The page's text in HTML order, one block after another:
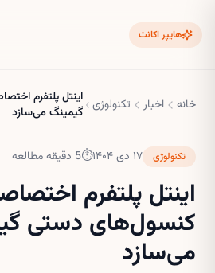
هایپر اکانت
خانه اخبار تکنولوژی اینتل پلتفرم
گیمینگ می‌سازد
تکنولوژی ۱۷ دی ۱۴۰۴ ⏱
5 دقیقه مطالعه
اینتل پلتفرم
کنسول‌های دستی
می‌سازد